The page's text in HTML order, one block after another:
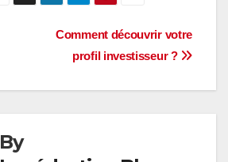
Comment découvrir votre
profil investisseur ?
By